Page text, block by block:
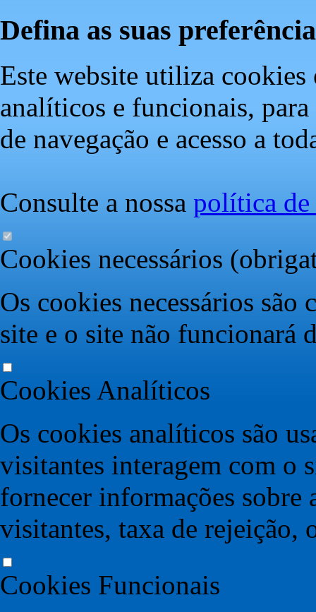
Defina as suas
Este website utiliza cookies
analíticos e funcionais,
de navegação e acesso a
Consulte a nossa política de
Cookies necessários
Os cookies necessários são
site e o site não funcionará
Cookies Analíticos
Os cookies analíticos são
visitantes interagem com o
fornecer informações sobre
visitantes, taxa de rejeição,
Cookies Funcionais